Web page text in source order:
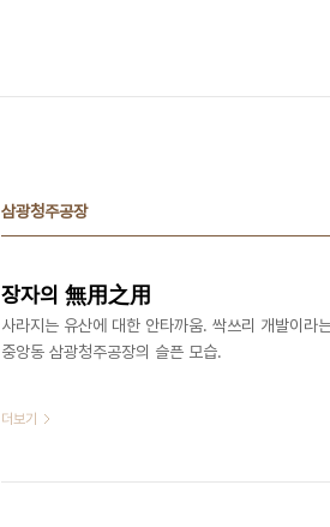
삼광청주공장
장자의 無用之用
사라지는 유산에 대한 안타까움. 싹쓰리 개발이라
중앙동 삼광청주공장의 슬픈 모습. ​
더보기